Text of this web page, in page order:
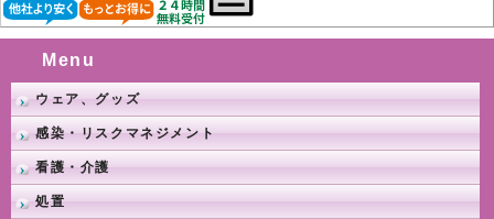
Menu
ウェア、グッズ
感染・リスクマネジメント
看護・介護
処置